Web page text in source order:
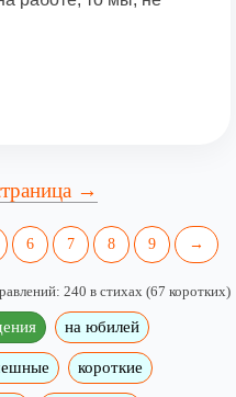
→
6 7 8 9 →
240 в стихах (67 коротких)
на юбилей
короткие